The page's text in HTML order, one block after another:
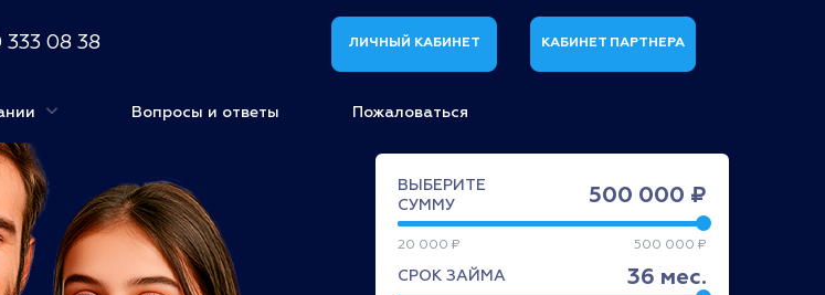
08 38 ЛИЧНЫЙ КАБИНЕТ КАБИНЕТ ПАРТНЕРА
Вопросы и ответы Пожаловаться
ВЫБЕРИТЕ
СУММУ
500 000 ₽
20 000 ₽ 500 000 ₽
СРОК ЗАЙМА 36 мес.